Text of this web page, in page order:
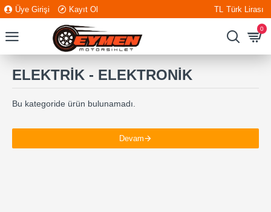
Üye Girişi Kayıt Ol TL Türk Lirası
0
ELEKTRİK - ELEKTRONİK
Bu kategoride ürün bulunamadı.
Devam